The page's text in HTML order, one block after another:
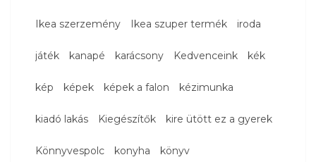
Ikea szerzemény Ikea szuper termék iroda
játék kanapé karácsony Kedvenceink kék
kép képek képek a falon kézimunka
kiadó lakás Kiegészítők kire ütött ez a gyerek
Könnyvespolc konyha könyv